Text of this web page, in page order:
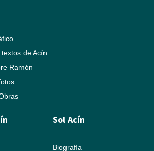
de Acín
Ramón
Sol Acín
Biografía